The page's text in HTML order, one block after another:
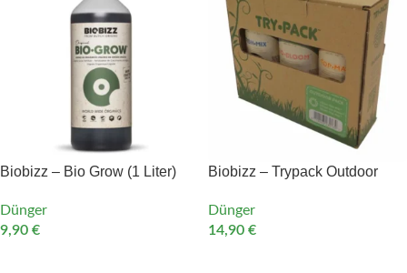
Biobizz – Bio Grow (1 Liter)
Dünger
9,90 €
Biobizz – Trypack Outdoor
Dünger
14,90 €